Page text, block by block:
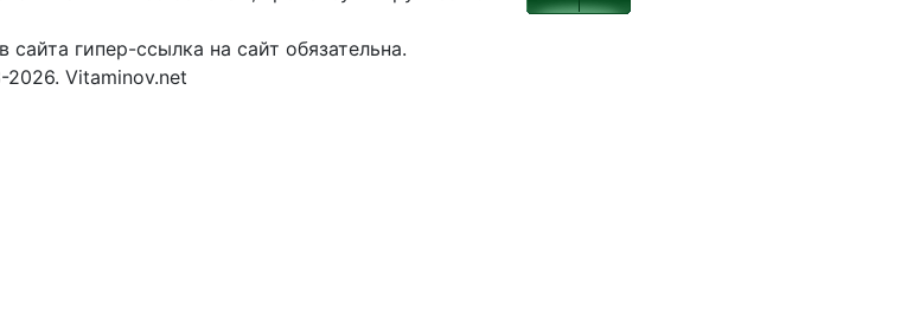
гипер-ссылка на сайт обязательна.
Vitaminov.net